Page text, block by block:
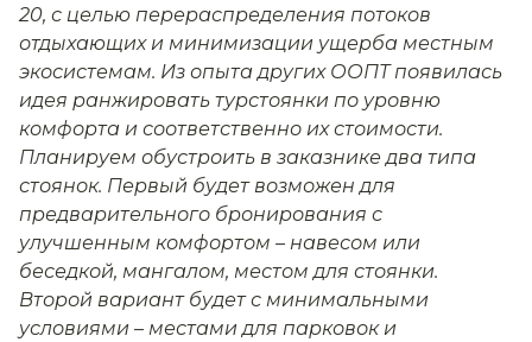
20, с целью перераспределения потоков
отдыхающих и минимизации ущерба местным
экосистемам. Из опыта других ООПТ появилась
идея ранжировать турстоянки по уровню
комфорта и соответственно их стоимости.
Планируем обустроить в заказнике два типа
стоянок. Первый будет возможен для
предварительного бронирования с
улучшенным комфортом – навесом или
беседкой, мангалом, местом для стоянки.
Второй вариант будет с минимальными
условиями – местами для парковок и